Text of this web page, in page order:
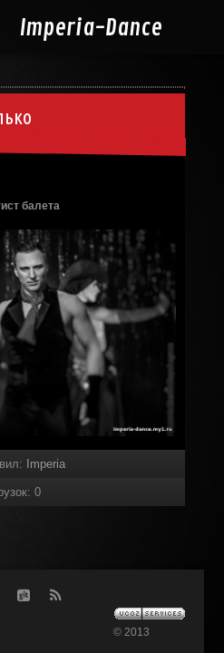
Imperia-Dance
балета
: Imperia
: 0
© 2013